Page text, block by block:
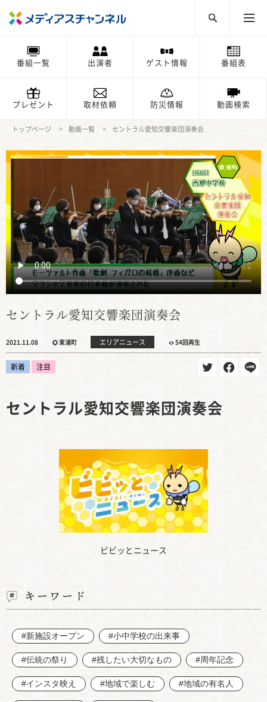
番組一覧 出演者 ゲスト情報 番組表
プレゼント 取材依頼 防災情報 動画検索
トップページ 動画一覧 セントラル愛知交響楽団演奏会
セントラル愛知交響楽団演奏会
2021.11.08 東浦町 エリアニュース 54回再生
新着 注目
ビビッとニュース
セントラル愛知交響楽団演奏会
キーワード
#新施設オープン #小中学校の出来事
#伝統の祭り #残したい大切なもの #周年記念
#インスタ映え #地域で楽しむ #地域の有名人